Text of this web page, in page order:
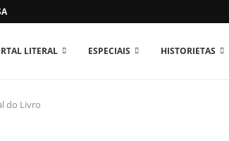
O MUNDO...
LITERAL ESPECIAIS HISTORIETAS
do Livro